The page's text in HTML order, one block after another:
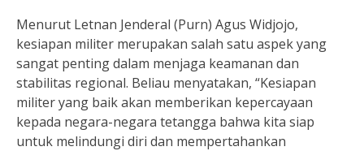
Menurut Letnan Jenderal (Purn) Agus Widjojo,
kesiapan militer merupakan salah satu aspek yang
sangat penting dalam menjaga keamanan dan
stabilitas regional. Beliau menyatakan, “Kesiapan
militer yang baik akan memberikan kepercayaan
kepada negara-negara tetangga bahwa kita siap
untuk melindungi diri dan mempertahankan